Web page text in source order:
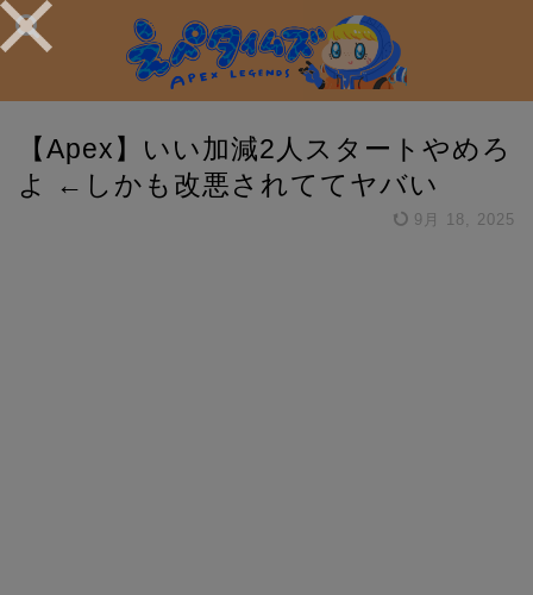
【Apex】いい加減2人スタートやめろ
よ ←しかも改悪されててヤバい
9月 18, 2025